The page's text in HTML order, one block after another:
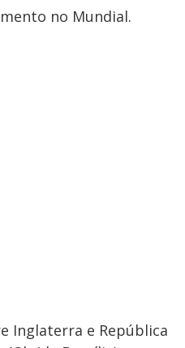
no Mundial.
Inglaterra e República